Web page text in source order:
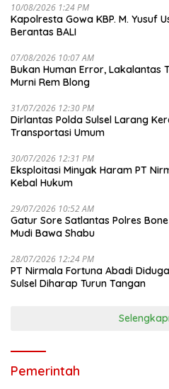
10/08/2026 1:24 PM
Kapolresta Gowa KBP. M. Yusuf
Berantas BALI
07/08/2026 10:07 AM
Bukan Human Error, Lakalantas
Murni Rem Blong
31/07/2026 12:30 PM
Dirlantas Polda Sulsel Larang
Transportasi Umum
30/07/2026 12:31 PM
Eksploitasi Minyak Haram PT
Kebal Hukum
29/07/2026 10:52 AM
Gatur Sore Satlantas Polres
Mudi Bawa Shabu
28/07/2026 12:24 PM
PT Nirmala Fortuna Abadi
Sulsel Diharap Turun Tangan
Pemerintah